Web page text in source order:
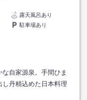
露天風呂あり
駐車場あり
自家源泉。手間ひま
丹精込めた日本料理